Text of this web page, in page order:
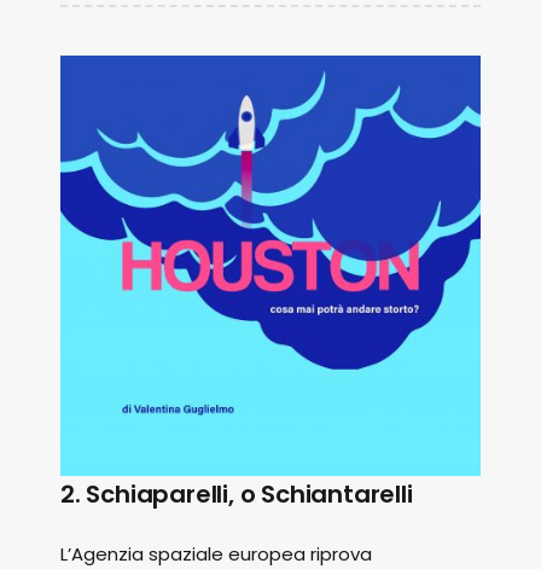
2. Schiaparelli, o Schiantarelli
L’Agenzia spaziale europea riprova